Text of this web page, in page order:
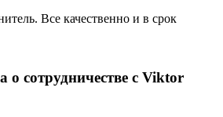
Все качественно и в срок
о сотрудничестве с Viktor